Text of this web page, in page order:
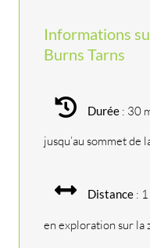
Informations
Burns Tarns
Durée: 30
jusqu’au sommet de
Distance: 1
en exploration sur la